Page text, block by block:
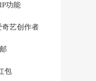
功能
奇艺创作者
包